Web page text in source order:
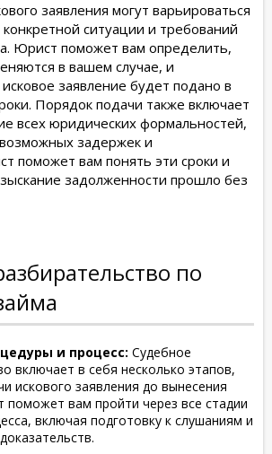
заявления могут варьироваться
ситуации и требований
Юрист поможет вам определить,
в вашем случае, и
заявление будет подано в
Порядок подачи также включает
всех юридических формальностей,
задержек и
поможет вам понять эти сроки и
задолженности прошло без
по
и процесс: Судебное
включает в себя несколько этапов,
искового заявления до вынесения
вам пройти через все стадии
включая подготовку к слушаниям и